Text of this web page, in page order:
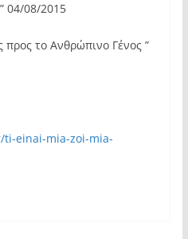
04/08/2015
το Ανθρώπινο Γένος ”
einai-mia-zoi-mia-